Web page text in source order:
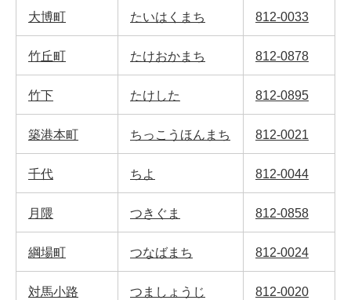
大博町 たいはくまち 812-0033
竹丘町 たけおかまち 812-0878
竹下 たけした 812-0895
築港本町 ちっこうほんまち 812-0021
千代 ちよ 812-0044
月隈 つきぐま 812-0858
綱場町 つなばまち 812-0024
対馬小路 つましょうじ 812-0020